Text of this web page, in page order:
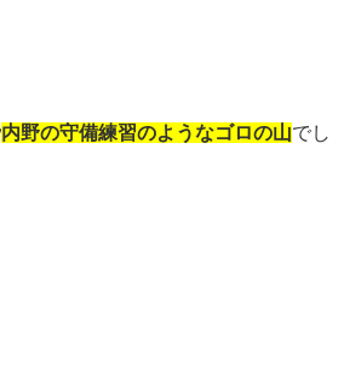
内野の守備練習のようなゴロの山でし